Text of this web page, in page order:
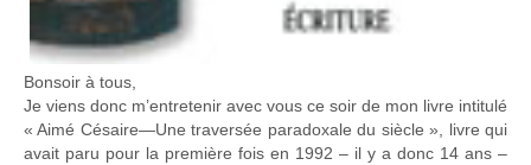
Bonsoir à tous,
Je viens donc m’entretenir avec vous ce soir de mon livre intitulé
« Aimé Césaire—Une traversée paradoxale du siècle », livre qui
avait paru pour la première fois en 1992 – il y a donc 14 ans –